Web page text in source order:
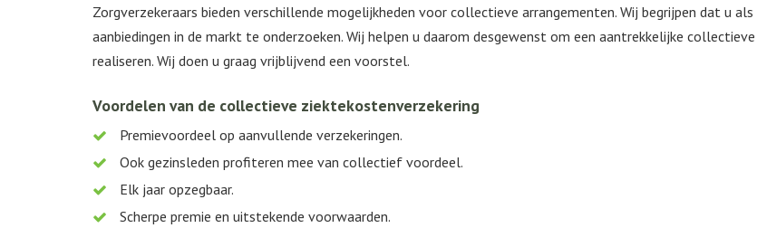
Zorgverzekeraars bieden verschillende mogelijkheden voor collectieve arrangementen. Wij begrijpen dat u
aanbiedingen in de markt te onderzoeken. Wij helpen u daarom desgewenst om een aantrekkelijke
realiseren. Wij doen u graag vrijblijvend een voorstel.
Voordelen van de collectieve ziektekostenverzekering
Premievoordeel op aanvullende verzekeringen.
Ook gezinsleden profiteren mee van collectief voordeel.
Elk jaar opzegbaar.
Scherpe premie en uitstekende voorwaarden.